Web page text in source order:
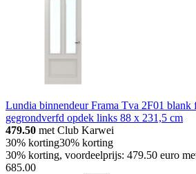
Lundia binnendeur Frama Tva 2F01 blank
gegrondverfd opdek links 88 x 231,5 cm
479.50 met Club Karwei
30% korting30% korting
30% korting, voordeelprijs: 479.50 euro
685.00